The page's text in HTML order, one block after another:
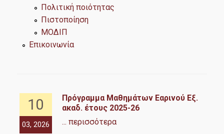
Εργαστήριο Στατιστικής Μεθοδολογίας
Εργαστήριο Στοχαστικής Μοντελοποίησης και
Δράσεις
Πολιτική ποιότητας
Πιστοποίηση
ΜΟΔΙΠ
Επικοινωνία
10
03, 2026
Πρόγραμμα Μαθημάτων Εαρινού Εξ.
ακαδ. έτους 2025-26
... περισσότερα